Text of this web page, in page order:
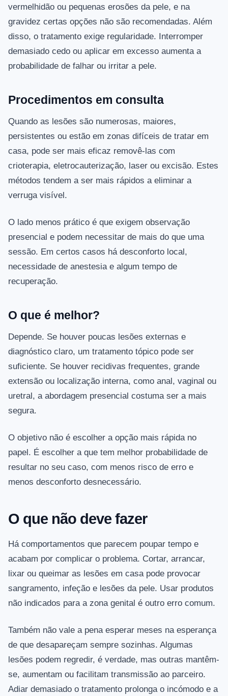
vermelhidão ou pequenas erosões da pele, e na
gravidez certas opções não são recomendadas. Além
disso, o tratamento exige regularidade. Interromper
demasiado cedo ou aplicar em excesso aumenta a
probabilidade de falhar ou irritar a pele.
Procedimentos em consulta
Quando as lesões são numerosas, maiores,
persistentes ou estão em zonas difíceis de tratar em
casa, pode ser mais eficaz removê-las com
crioterapia, eletrocauterização, laser ou excisão. Estes
métodos tendem a ser mais rápidos a eliminar a
verruga visível.
O lado menos prático é que exigem observação
presencial e podem necessitar de mais do que uma
sessão. Em certos casos há desconforto local,
necessidade de anestesia e algum tempo de
recuperação.
O que é melhor?
Depende. Se houver poucas lesões externas e
diagnóstico claro, um tratamento tópico pode ser
suficiente. Se houver recidivas frequentes, grande
extensão ou localização interna, como anal, vaginal ou
uretral, a abordagem presencial costuma ser a mais
segura.
O objetivo não é escolher a opção mais rápida no
papel. É escolher a que tem melhor probabilidade de
resultar no seu caso, com menos risco de erro e
menos desconforto desnecessário.
O que não deve fazer
Há comportamentos que parecem poupar tempo e
acabam por complicar o problema. Cortar, arrancar,
lixar ou queimar as lesões em casa pode provocar
sangramento, infeção e lesões da pele. Usar produtos
não indicados para a zona genital é outro erro comum.
Também não vale a pena esperar meses na esperança
de que desapareçam sempre sozinhas. Algumas
lesões podem regredir, é verdade, mas outras mantêm-
se, aumentam ou facilitam transmissão ao parceiro.
Adiar demasiado o tratamento prolonga o incómodo e a